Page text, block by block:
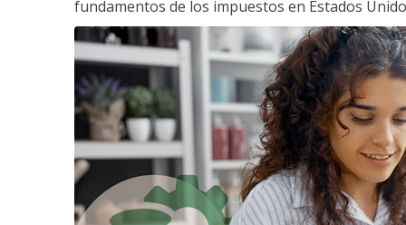
fundamentos de los impuestos en Estados